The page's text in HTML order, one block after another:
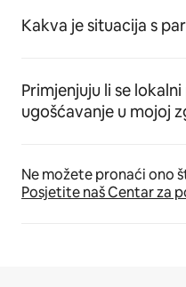
Kakva je situacija s
Primjenjuju li se
ugošćavanje u mojoj
Ne možete pronaći ono
Posjetite naš Centar za